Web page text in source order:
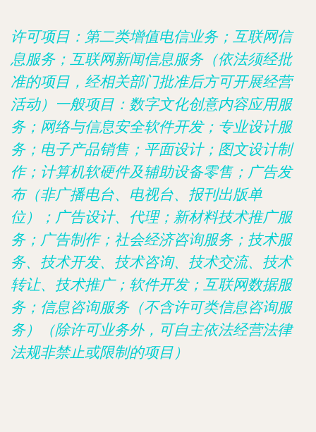
许可项目：第二类增值电信业务；互联网信
息服务；互联网新闻信息服务（依法须经批
准的项目，经相关部门批准后方可开展经营
活动）一般项目：数字文化创意内容应用服
务；网络与信息安全软件开发；专业设计服
务；电子产品销售；平面设计；图文设计制
作；计算机软硬件及辅助设备零售；广告发
布（非广播电台、电视台、报刊出版单
位）；广告设计、代理；新材料技术推广服
务；广告制作；社会经济咨询服务；技术服
务、技术开发、技术咨询、技术交流、技术
转让、技术推广；软件开发；互联网数据服
务；信息咨询服务（不含许可类信息咨询服
务）（除许可业务外，可自主依法经营法律
法规非禁止或限制的项目）